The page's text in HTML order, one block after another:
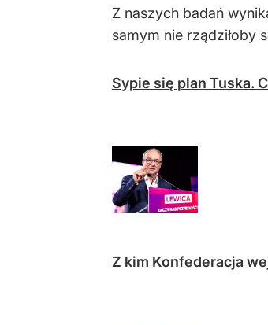
Z naszych badań
samym nie rządziłoby
Sypie się plan Tuska.
Z kim Konfederacja